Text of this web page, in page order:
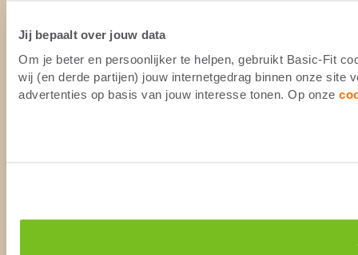
Jij bepaalt over jouw data
Om je beter en persoonlijker te helpen, gebruikt Basic-Fit
wij (en derde partijen) jouw internetgedrag binnen onze site
advertenties op basis van jouw interesse tonen. Op onze